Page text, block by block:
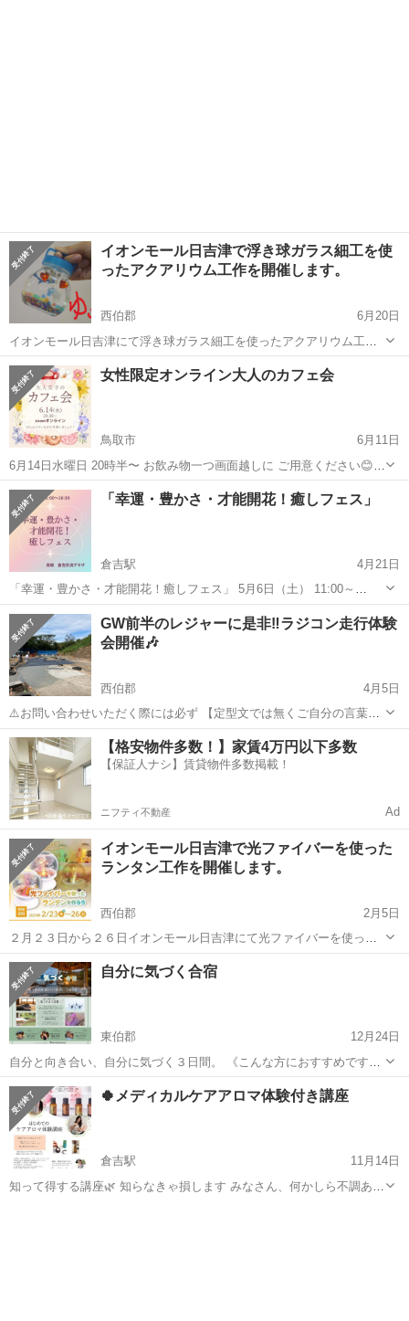
イオンモール日吉津で浮き球ガラス細工を使
ったアクアリウム工作を開催します。
西伯郡
6月20日
イオンモール日吉津にて浮き球ガラス細工を使ったアクアリウム工作
を開催します。夏休みの宿題工作にも提出可能です。こちらは有料イ
ベントです。 価格基本セット１３２０円～ 浮き球ガラス細工４４０円
その他のオプション１１０円...
鳥取 西伯郡 ワークショップ アクアリウム
女性限定オンライン大人のカフェ会
鳥取市
6月11日
6月14日水曜日 20時半〜 お飲み物一つ画面越しに ご用意ください😊
zoomアプリで参加できます😊💕 楽しく交流会ができたらと 思いま
す。 メッセージいただければ zoom番号などお知らせいたします
鳥取 鳥取市 ワークショップ オンライン
「幸運・豊かさ・才能開花！癒しフェス」
倉吉駅
4月21日
「幸運・豊かさ・才能開花！癒しフェス」 5月6日（土） 11:00～
16:30（入場は16:00まで） 倉吉交流プラザ 内（倉吉図書館二階） 入
場料 500円 ファイ・スティック・ヒーリング付き。 その他の有料セッ
ションを...
鳥取 倉吉市 倉吉駅 ワークショップ
GW前半のレジャーに是非‼️ラジコン走行体験
会開催🎶
西伯郡
4月5日
⚠️お問い合わせいただく際には必ず 【定型文では無くご自分の言葉で
具体的な要望をお知らせください】 定型分のみの問い合わせには対応
出来ません⚠️ 当方の投稿をご覧いただき誠にありがとうございます！
GW初日の4/29(...
鳥取 西伯郡 ワークショップ レジャー
【格安物件多数！】家賃4万円以下多数
【保証人ナシ】賃貸物件多数掲載！
ニフティ不動産 Ad
イオンモール日吉津で光ファイバーを使った
ランタン工作を開催します。
西伯郡
2月5日
２月２３日から２６日イオンモール日吉津にて光ファイバーを使った
ランタン工作を開催します。作り方ではプレゼントにもできます。
https://hiezu-aeonmall.com/news/event/1912
鳥取 西伯郡 ワークショップ
自分に気づく合宿
東伯郡
12月24日
自分と向き合い、自分に気づく３日間。 《こんな方におすすめです》
✅今までのカウンセリングやコーチングで、あまり効果を感じられな
かった方 ✅本気で人生を豊かにしたいと決意している方 ✅春から心機
一転、新しい自...
鳥取 東伯郡 ワークショップ アルコールインクアート
🍀メディカルケアアロマ体験付き講座
倉吉駅
11月14日
知って得する講座🌿 知らなきゃ損します みなさん、何かしら不調あり